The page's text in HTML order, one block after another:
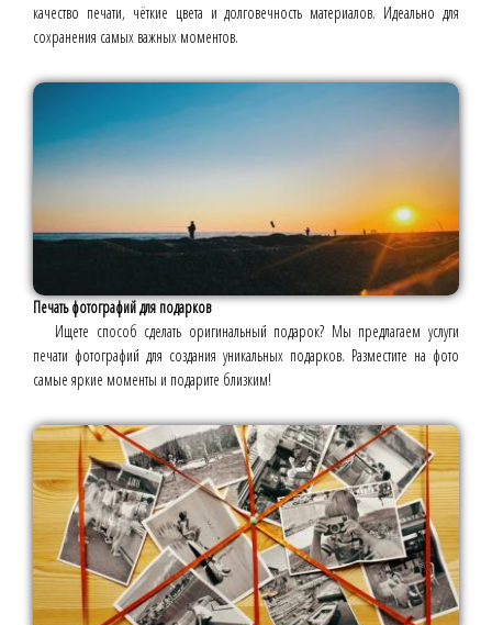
качество печати, чёткие цвета и долговечность материалов. Идеально для
сохранения самых важных моментов.
Печать фотографий для подарков
Ищете способ сделать оригинальный подарок? Мы предлагаем услуги
печати фотографий для создания уникальных подарков. Разместите на фото
самые яркие моменты и подарите близким!